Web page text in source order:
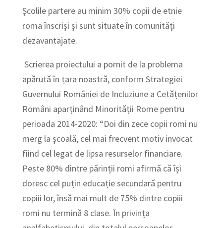
Școlile partere au minim 30% copii de etnie
roma înscriși și sunt situate în comunități
dezavantajate.
Scrierea proiectului a pornit de la problema
apărută în țara noastră, conform Strategiei
Guvernului României de Incluziune a Cetățenilor
Români aparținând Minorității Rome pentru
perioada 2014-2020: “Doi din zece copii romi nu
merg la școală, cel mai frecvent motiv invocat
fiind cel legat de lipsa resurselor financiare.
Peste 80% dintre părinții romi afirmă că își
doresc cel puțin educație secundară pentru
copiii lor, însă mai mult de 75% dintre copiii
romi nu termină 8 clase. În privința